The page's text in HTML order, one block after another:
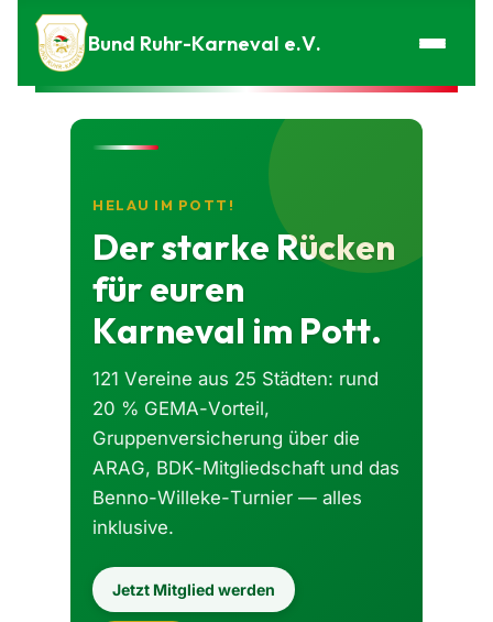
Zum Inhalt springen
Bund Ruhr-Karneval e.V.
HELAU IM POTT!
Der starke Rücken
für euren
Karneval im Pott.
121 Vereine aus 25 Städten: rund
20 % GEMA-Vorteil,
Gruppenversicherung über die
ARAG, BDK-Mitgliedschaft und das
Benno-Willeke-Turnier — alles
inklusive.
Jetzt Mitglied werden